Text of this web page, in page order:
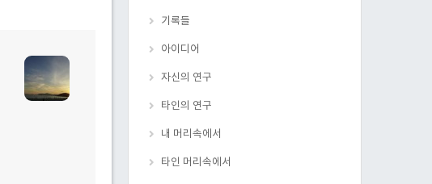
기록들
아이디어
자신의 연구
타인의 연구
내 머리속에서
타인 머리속에서